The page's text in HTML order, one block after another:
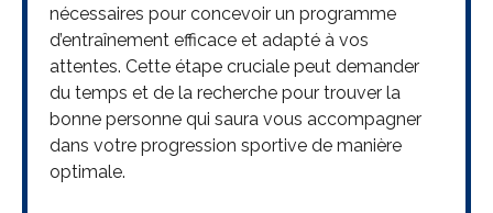
nécessaires pour concevoir un programme
d’entraînement efficace et adapté à vos
attentes. Cette étape cruciale peut demander
du temps et de la recherche pour trouver la
bonne personne qui saura vous accompagner
dans votre progression sportive de manière
optimale.